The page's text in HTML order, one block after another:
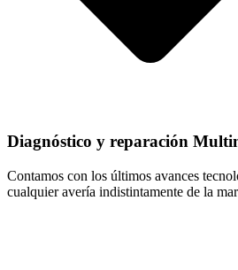
Diagnóstico y reparación
Contamos con los últimos avances
cualquier avería indistintamente de la